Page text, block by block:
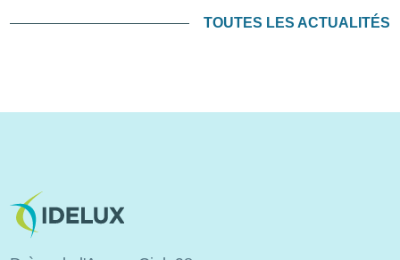
TOUTES LES ACTUALITÉS
Image